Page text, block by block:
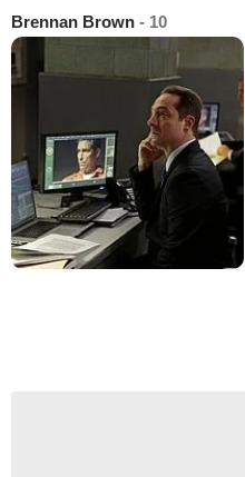
Brennan Brown - 10